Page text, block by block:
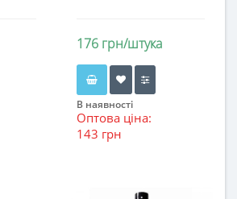
176 грн/штука
В наявності
Оптова ціна:
143 грн